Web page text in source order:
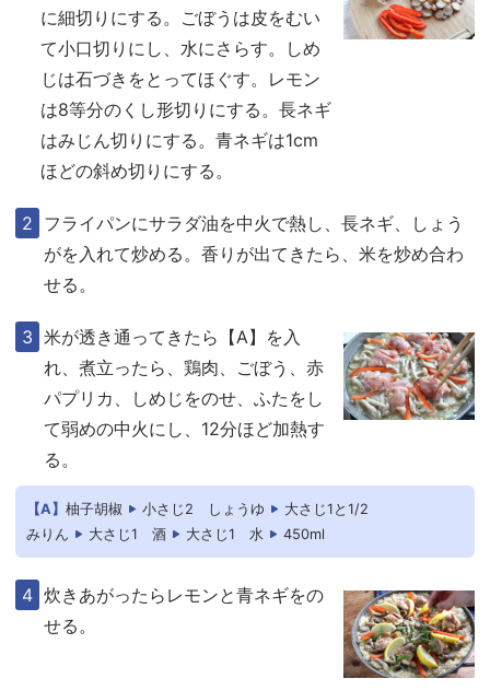
に細切りにする。ごぼうは皮をむい
て小口切りにし、水にさらす。しめ
じは石づきをとってほぐす。レモン
は8等分のくし形切りにする。長ネギ
はみじん切りにする。青ネギは1cm
ほどの斜め切りにする。
フライパンにサラダ油を中火で熱し、長ネギ、しょう
がを入れて炒める。香りが出てきたら、米を炒め合わ
せる。
米が透き通ってきたら【A】を入
れ、煮立ったら、鶏肉、ごぼう、赤
パプリカ、しめじをのせ、ふたをし
て弱めの中火にし、12分ほど加熱す
る。
【A】 柚子胡椒 小さじ2 しょうゆ
大さじ1と1/2
みりん
大さじ1 酒 大さじ1 水 450ml
炊きあがったらレモンと青ネギをの
せる。